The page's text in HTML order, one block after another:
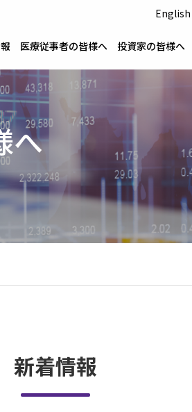
English
検索
医療従事者の皆様へ 投資家の皆様へ
へ
新着情報